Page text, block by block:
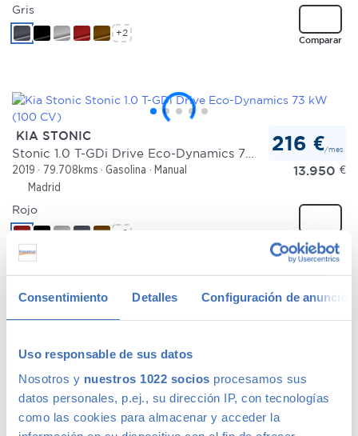
Consentimiento Detalles Configuración de anuncios
Uso responsable de sus datos
Nosotros y nuestros 1022 socios procesamos sus
datos personales, p.ej., su dirección IP, con tecnologías
como las cookies para almacenar y acceder la
Comparar
Gris
+2
KIA STONIC
2019 79.708kms Gasolina
Manual
Madrid
216 €/mes
13.950 €
Rojo
+2
KIA SPORTAGE
2020 49.283kms Híbrido
Manual
293 €
Rojo
+2